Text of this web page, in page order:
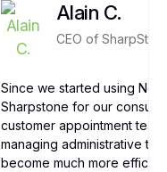
Alain C.
CEO of
Since we started using
Sharpstone for our
customer appointment
managing administrative
become much more